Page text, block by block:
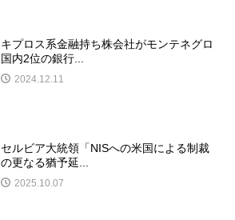
キプロス系金融持ち株会社がモンテネグロ
国内2位の銀行...
2024.12.11
セルビア大統領「NISへの米国による制裁
の更なる猶予延...
2025.10.07